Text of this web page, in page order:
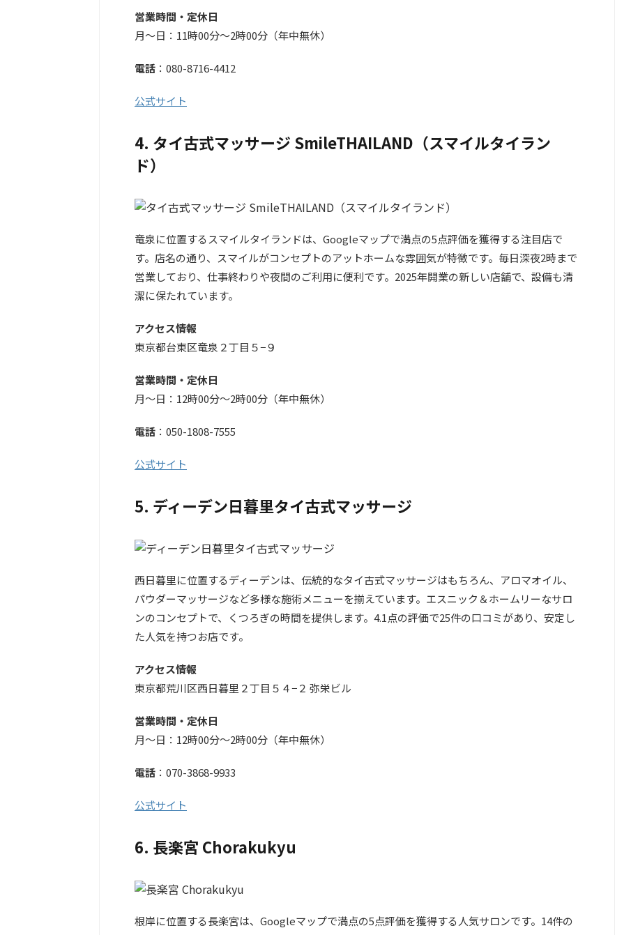
営業時間・定休日
月～日：11時00分～2時00分（年中無休）
電話 ：080-8716-4412
公式サイト
4. タイ古式マッサージ SmileTHAILAND（スマイルタイラン
ド）
竜泉に位置するスマイルタイランドは、Googleマップで満点の5点評価を獲得する注目店で
す。店名の通り、スマイルがコンセプトのアットホームな雰囲気が特徴です。毎日深夜2時まで
営業しており、仕事終わりや夜間のご利用に便利です。2025年開業の新しい店舗で、設備も清
潔に保たれています。
アクセス情報
東京都台東区竜泉２丁目５−９
営業時間・定休日
月～日：12時00分～2時00分（年中無休）
電話 ：050-1808-7555
公式サイト
5. ディーデン日暮里タイ古式マッサージ
西日暮里に位置するディーデンは、伝統的なタイ古式マッサージはもちろん、アロマオイル、
パウダーマッサージなど多様な施術メニューを揃えています。エスニック＆ホームリーなサロ
ンのコンセプトで、くつろぎの時間を提供します。4.1点の評価で25件の口コミがあり、安定し
た人気を持つお店です。
アクセス情報
東京都荒川区西日暮里２丁目５４−２ 弥栄ビル
営業時間・定休日
月～日：12時00分～2時00分（年中無休）
電話 ：070-3868-9933
公式サイト
6. 長楽宮 Chorakukyu
根岸に位置する長楽宮は、Googleマップで満点の5点評価を獲得する人気サロンです。14件の